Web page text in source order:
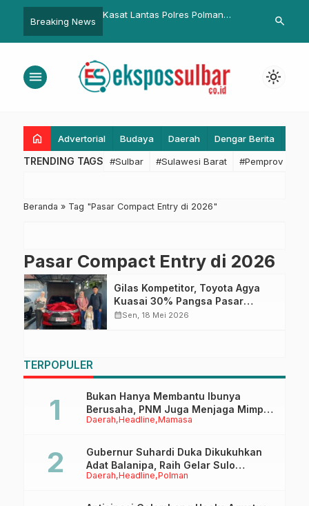
Breaking News
dan Gencarkan
Kasat Lantas Polres Polman
Khotimah
Shalat
Silaturahim
search
menu light_mode
home Advertorial Budaya Daerah Dengar Berita
TRENDING TAGS #Sulbar #Sulawesi Barat #Pemprov
Beranda » Tag "Pasar Compact Entry di 2026"
Pasar Compact Entry di 2026
Gilas Kompetitor, Toyota Agya
Kuasai 30% Pangsa Pasar
Compact Entry di 2026!
calendar_monthSen, 18 Mei 2026
TERPOPULER
Daerah Headline Mamasa
Bukan Hanya Membantu Ibunya
Berusaha, PNM Juga Menjaga Mimpi
Anaknya Untuk Menggapai Cita-Cita
Daerah Headline Polman
Gubernur Suhardi Duka Dikukuhkan
Adat Balanipa, Raih Gelar Sulo
Tappidena